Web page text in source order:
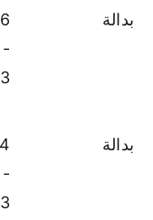
بدالة
-
3خارجي
بدالة
-
3خارجي